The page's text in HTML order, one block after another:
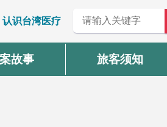
认识台湾医疗
故事 旅客须知